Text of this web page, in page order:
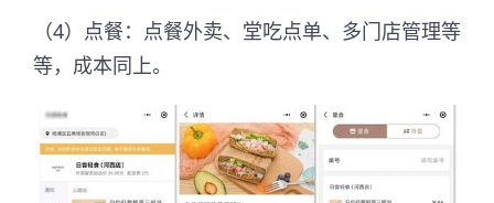
（4）点餐：点餐外卖、堂吃点单、多门店管理等
等，成本同上。